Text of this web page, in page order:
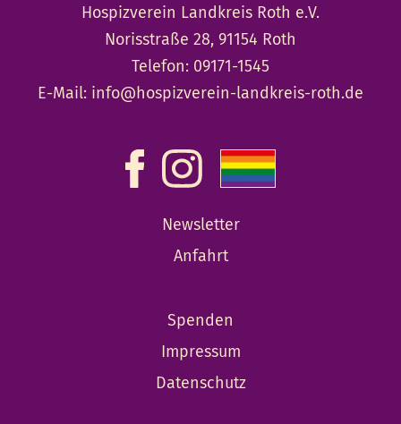
Hospizverein Landkreis Roth e.V.
Norisstraße 28, 91154 Roth
Telefon: 09171-1545
E-Mail: info@hospizverein-landkreis-roth.de
Newsletter
Anfahrt
Spenden
Impressum
Datenschutz